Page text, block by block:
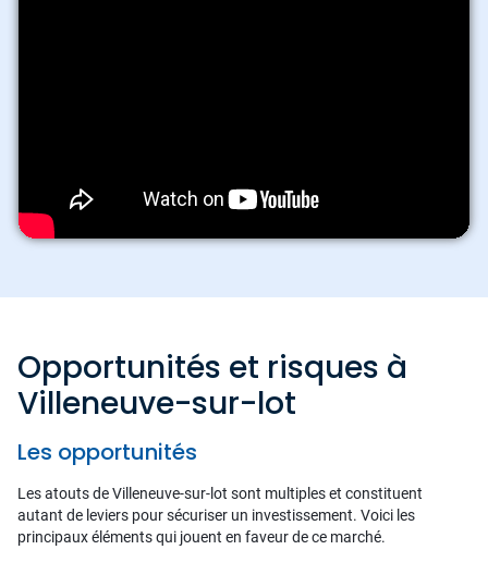
Opportunités et risques à
Villeneuve-sur-lot
Les opportunités
Les atouts de Villeneuve-sur-lot sont multiples et constituent
autant de leviers pour sécuriser un investissement. Voici les
principaux éléments qui jouent en faveur de ce marché.